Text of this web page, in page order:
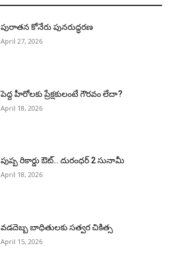
పురాత‌న కోనేరు పున‌రుద్ధ‌ర‌ణ
April 27, 2026
పెద్ద హీరోల‌కు ప్రేక్ష‌కులంటే గౌర‌వం లేదా?
April 18, 2026
పుష్ప రికార్డు ఔట్‌.. దురంధ‌ర్ 2 సునామీ
April 18, 2026
వడదెబ్బ బాధితులకు సత్వర చికిత్స
April 15, 2026